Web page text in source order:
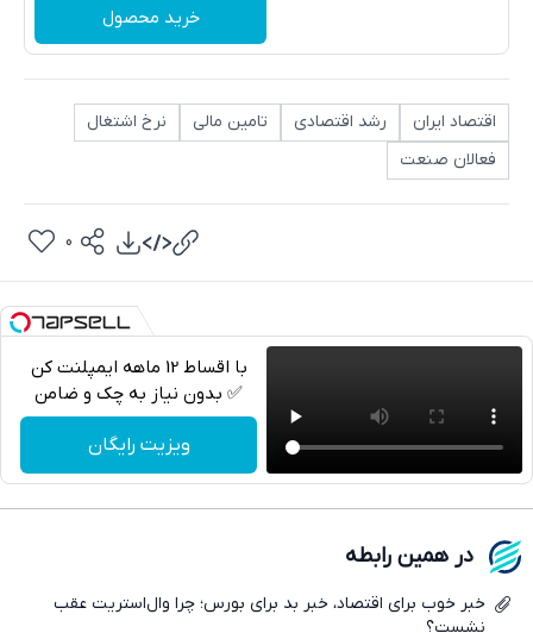
خرید محصول
اقتصاد ایران رشد اقتصادی تامین مالی
نرخ اشتغال
فعالان صنعت
واتساپ
0
با اقساط 12 ماهه ایمپلنت کن
✅ بدون نیاز به چک و ضامن
ویزیت رایگان
در همین رابطه
خبر خوب برای اقتصاد، خبر بد برای بورس؛ چرا وال‌استریت عقب
نشست؟